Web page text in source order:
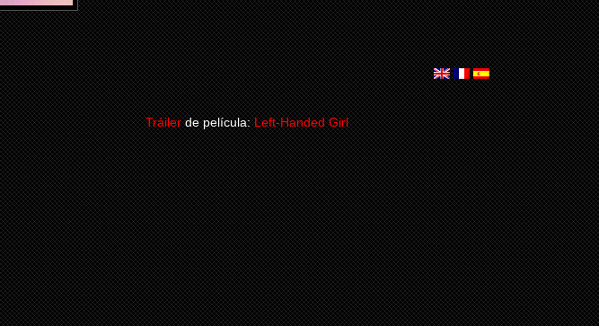
Tráiler de película:Left-Handed Girl